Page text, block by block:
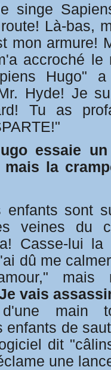
singe
Là-bas,
mon armure!
accroché le
Hugo"
Hyde! Je
Tu as
essaie
mais la
enfants sont
veines du
Casse-lui la
dû me
mais
vais
main
enfants de
dit
une